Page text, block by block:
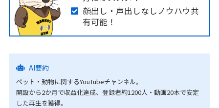
顔出し・声出しなしノウハウ共
有可能！
AI要約
ペット・動物に関するYouTubeチャンネル。
開設から2か月で収益化達成、登録者約1200人・動画20本で安定
した再生を獲得。